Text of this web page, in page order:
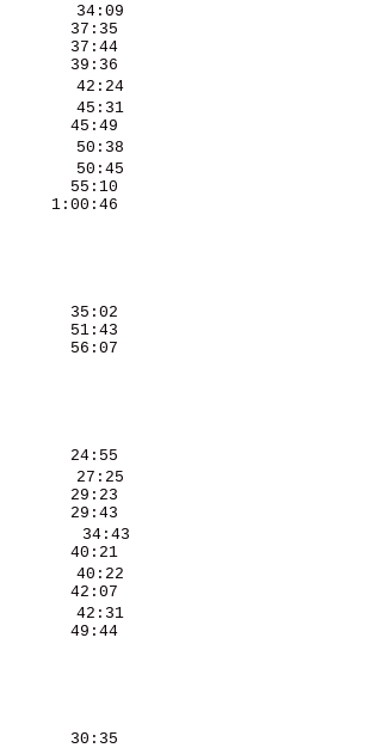
34:09
37:35
37:44
39:36
42:24
45:31
45:49
50:38
50:45
55:10
1:00:46
35:02
51:43
56:07
24:55
27:25
29:23
29:43
34:43
40:21
40:22
42:07
42:31
49:44
30:35